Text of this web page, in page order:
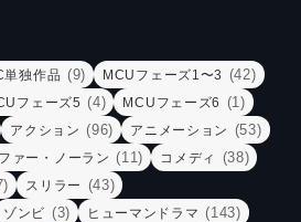
単独作品 (9) MCUフェーズ1〜3 (42)
フェーズ5 (4) MCUフェーズ6 (1)
アクション (96) アニメーション (53)
ァー・ノーラン (11) コメディ (38)
スリラー (43)
ゾンビ (3) ヒューマンドラマ (143)